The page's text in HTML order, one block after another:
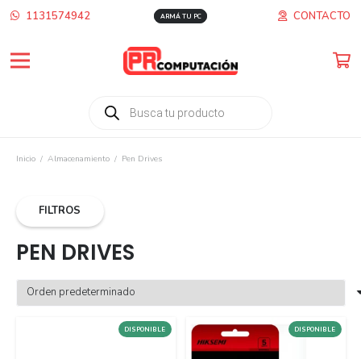
1131574942 ARMÁ TU PC CONTACTO
Búsqueda
de
Inicio / Almacenamiento / Pen Drives
FILTROS
PEN DRIVES
DISPONIBLE DISPONIBLE